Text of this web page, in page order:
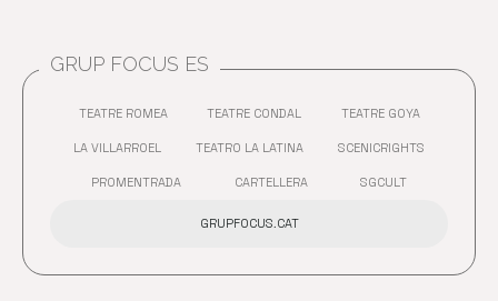
GRUP FOCUS ES
TEATRE ROMEAABRE EN NUEVA VENTANA
TEATRE CONDAL ABRE EN NUEVA VENTANA
TEATRE GOYAABRE EN
LA VILLARROEL ABRE EN NUEVA VENTANA
TEATRO LA LATINA ABRE EN NUEVA VENTANA
SCENICRIGHTS
PROMENTRADA ABRE EN NUEVA VENTANA
CARTELLERAABRE EN NUEVA VENTANA
SGCULT
GRUPFOCUS.CAT